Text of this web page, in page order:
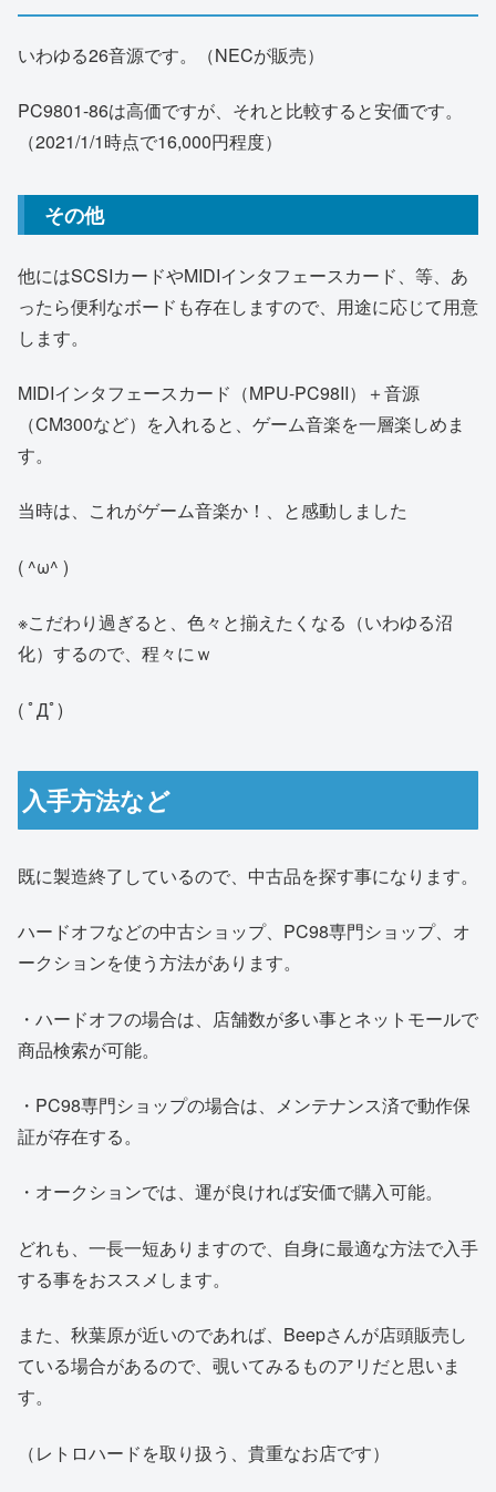
いわゆる26音源です。（NECが販売）
PC9801-86は高価ですが、それと比較すると安価です。
（2021/1/1時点で16,000円程度）
その他
他にはSCSIカードやMIDIインタフェースカード、等、あ
ったら便利なボードも存在しますので、用途に応じて用意
します。
MIDIインタフェースカード（MPU-PC98II）＋音源
（CM300など）を入れると、ゲーム音楽を一層楽しめま
す。
当時は、これがゲーム音楽か！、と感動しました
( ^ω^ )
※こだわり過ぎると、色々と揃えたくなる（いわゆる沼
化）するので、程々にｗ
( ﾟДﾟ)
入手方法など
既に製造終了しているので、中古品を探す事になります。
ハードオフなどの中古ショップ、PC98専門ショップ、オ
ークションを使う方法があります。
・ハードオフの場合は、店舗数が多い事とネットモールで
商品検索が可能。
・PC98専門ショップの場合は、メンテナンス済で動作保
証が存在する。
・オークションでは、運が良ければ安価で購入可能。
どれも、一長一短ありますので、自身に最適な方法で入手
する事をおススメします。
また、秋葉原が近いのであれば、Beepさんが店頭販売し
ている場合があるので、覗いてみるものアリだと思いま
す。
（レトロハードを取り扱う、貴重なお店です）